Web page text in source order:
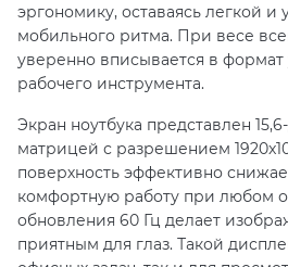
эргономику, оставаясь легкой и
мобильного ритма. При весе
уверенно вписывается в формат
рабочего инструмента.
Экран ноутбука представлен
матрицей с разрешением
поверхность эффективно
комфортную работу при любом
обновления 60 Гц делает
приятным для глаз. Такой